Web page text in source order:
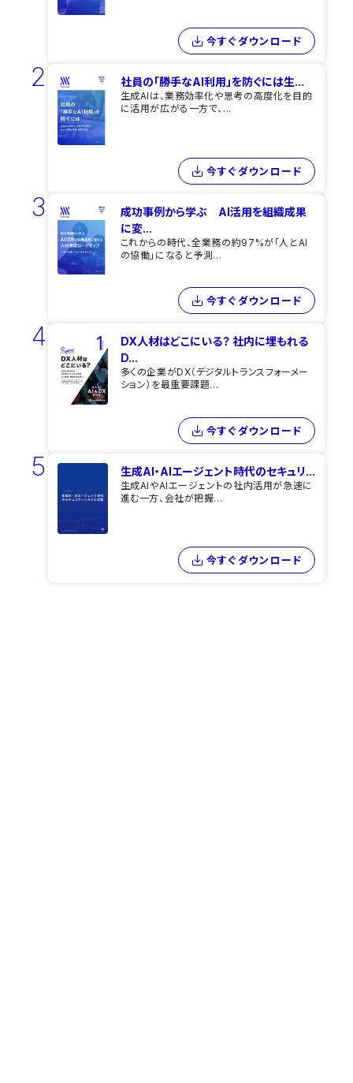
今すぐダウンロード
2 社員の「勝手なAI利用」を​防ぐには​生...
生成AIは、業務効率化や思考の高度化を目的
に活用が広がる一方で、...
今すぐダウンロード
3
成功事例から学ぶ AI活用を組織成果
に変...
これからの時代、全業務の約97%が「人とAI
の協働」になると予測...
今すぐダウンロード
4
DX人材はどこにいる？ 社内に埋もれる
D...
多くの企業がDX（デジタルトランスフォーメー
ション）を最重要課題...
今すぐダウンロード
5 生成AI・AIエージェント時代のセキュリ...
生成AIやAIエージェントの社内活用が急速に
進む一方、会社が把握...
今すぐダウンロード